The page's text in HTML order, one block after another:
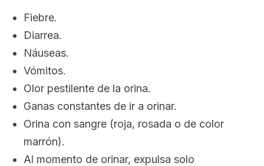
Fiebre.
Diarrea.
Náuseas.
Vómitos.
Olor pestilente de la orina.
Ganas constantes de ir a orinar.
Orina con sangre (roja, rosada o de color
marrón).
Al momento de orinar, expulsa solo